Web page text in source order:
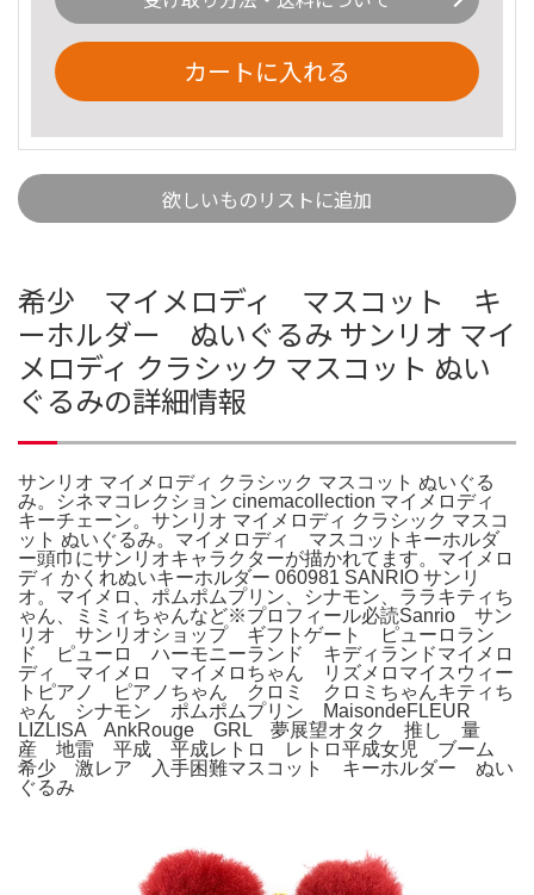
カートに入れる
欲しいものリストに追加
希少 マイメロディ マスコット キ
ーホルダー ぬいぐるみ サンリオ マイ
メロディ クラシック マスコット ぬい
ぐるみの詳細情報
サンリオ マイメロディ クラシック マスコット ぬいぐる
み。シネマコレクション cinemacollection マイメロディ
キーチェーン。サンリオ マイメロディ クラシック マスコ
ット ぬいぐるみ。マイメロディ マスコットキーホルダ
ー頭巾にサンリオキャラクターが描かれてます。マイメロ
ディ かくれぬいキーホルダー 060981 SANRIO サンリ
オ。マイメロ、ポムポムプリン、シナモン、ララキティち
ゃん、ミミィちゃんなど※プロフィール必読Sanrio サン
リオ サンリオショップ ギフトゲート ピューロラン
ド ピューロ ハーモニーランド キディランドマイメロ
ディ マイメロ マイメロちゃん リズメロマイスウィー
トピアノ ピアノちゃん クロミ クロミちゃんキティち
ゃん シナモン ポムポムプリン MaisondeFLEUR
LIZLISA AnkRouge GRL 夢展望オタク 推し 量
産 地雷 平成 平成レトロ レトロ平成女児 ブーム
希少 激レア 入手困難マスコット キーホルダー ぬい
ぐるみ